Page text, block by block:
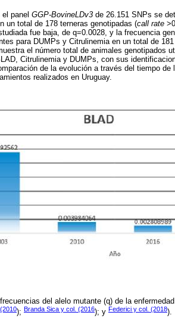
panel GGP-BovineLDv3 de 26.151 SNPs se
un total de 178 terneras genotipadas (call rate
fue baja, de q=0.0028, y la frecuencia
para DUMPs y Citrulinemia en un total de
el número total de animales genotipados
Citrulinemia y DUMPs, con sus
de la evolución a través del tiempo
realizados en Uruguay.
del alelo mutante (q) de la
); Branda Sica y col. (2016); y Federici y col. (2018).